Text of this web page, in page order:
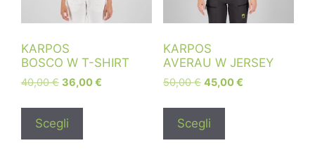
KARPOS
BOSCO W T-SHIRT
40,00€ 36,00€
Scegli
KARPOS
AVERAU W JERSEY
50,00€ 45,00€
Scegli